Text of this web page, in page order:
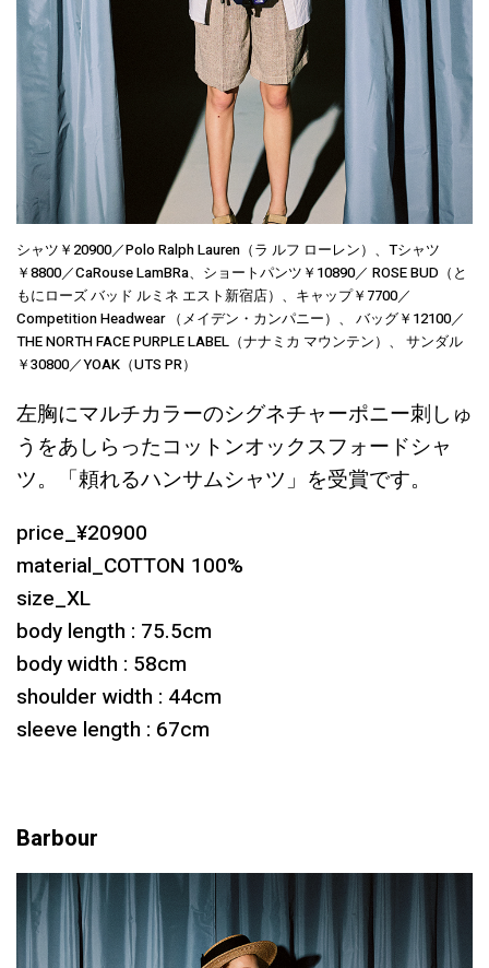
シャツ￥20900／Polo Ralph Lauren（ラ ルフ ローレン）、Tシャツ
￥8800／CaRouse LamBRa、ショートパンツ￥10890／ ROSE BUD（と
もにローズ バッド ルミネ エスト新宿店）、キャップ￥7700／
Competition Headwear （メイデン・カンパニー）、 バッグ￥12100／
THE NORTH FACE PURPLE LABEL（ナナミカ マウンテン）、 サンダル
￥30800／YOAK（UTS PR）
左胸にマルチカラーのシグネチャーポニー刺しゅ
うをあしらったコットンオックスフォードシャ
ツ。「頼れるハンサムシャツ」を受賞です。
price_¥20900
material_COTTON 100%
size_XL
body length : 75.5cm
body width : 58cm
shoulder width : 44cm
sleeve length : 67cm
Barbour